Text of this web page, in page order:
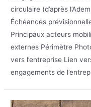
circulaire (d’après
Échéances
Principaux acteurs
externes Périmètre
vers l’entreprise Lien
engagements de